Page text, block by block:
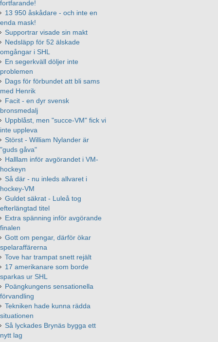
fortfarande!
13 950 åskådare - och inte en
enda mask!
Supportrar visade sin makt
Nedsläpp för 52 älskade
omgångar i SHL
En segerkväll döljer inte
problemen
Dags för förbundet att bli sams
med Henrik
Facit - en dyr svensk
bronsmedalj
Uppblåst, men "succe-VM" fick vi
inte uppleva
Störst - William Nylander är
"guds gåva"
Halllam inför avgörandet i VM-
hockeyn
Så där - nu inleds allvaret i
hockey-VM
Guldet säkrat - Luleå tog
efterlängtad titel
Extra spänning inför avgörande
finalen
Gott om pengar, därför ökar
spelaraffärerna
Tove har trampat snett rejält
17 amerikanare som borde
sparkas ur SHL
Poängkungens sensationella
förvandling
Tekniken hade kunna rädda
situationen
Så lyckades Brynäs bygga ett
nytt lag